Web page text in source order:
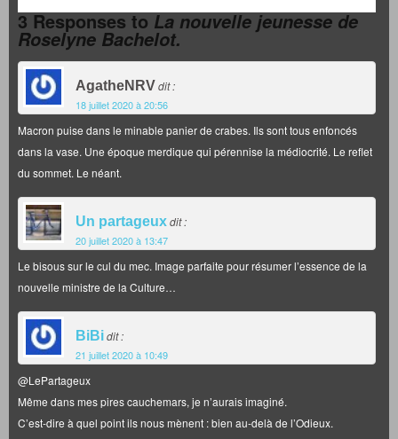
3 Responses toLa nouvelle jeunesse de
Roselyne Bachelot.
AgatheNRVdit :
18 juillet 2020 à 20:56
Macron puise dans le minable panier de crabes. Ils sont tous enfoncés
dans la vase. Une époque merdique qui pérennise la médiocrité. Le reflet
du sommet. Le néant.
Un partageuxdit :
20 juillet 2020 à 13:47
Le bisous sur le cul du mec. Image parfaite pour résumer l’essence de la
nouvelle ministre de la Culture…
BiBidit :
21 juillet 2020 à 10:49
@LePartageux
Même dans mes pires cauchemars, je n’aurais imaginé.
C’est-dire à quel point ils nous mènent : bien au-delà de l’Odieux.